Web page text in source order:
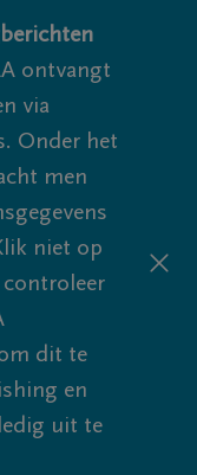
ontvangt
via
Onder het
men
niet op
dit te
en
uit te